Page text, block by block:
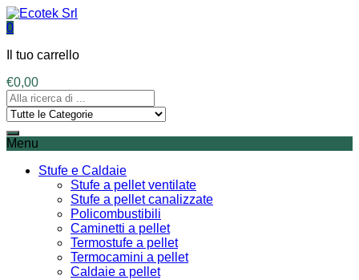
0
Il tuo carrello
€0,00
Menu
Stufe e Caldaie
Stufe a pellet ventilate
Stufe a pellet canalizzate
Policombustibili
Caminetti a pellet
Termostufe a pellet
Termocamini a pellet
Caldaie a pellet